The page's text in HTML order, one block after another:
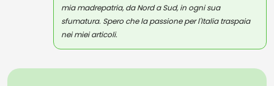
mia madrepatria, da Nord a Sud, in ogni sua
sfumatura. Spero che la passione per l'Italia traspaia
nei miei articoli.